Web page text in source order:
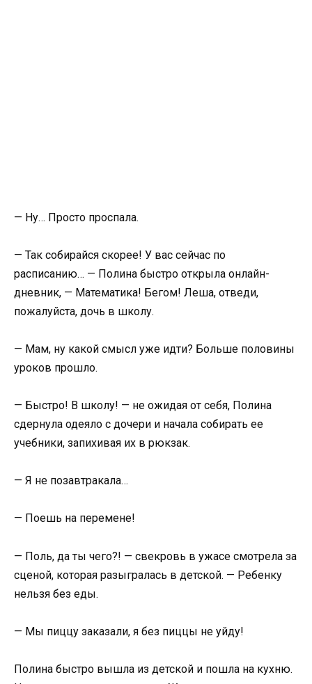
— Ну… Просто проспала.
— Так собирайся скорее! У вас сейчас по
расписанию… — Полина быстро открыла онлайн-
дневник, — Математика! Бегом! Леша, отведи,
пожалуйста, дочь в школу.
— Мам, ну какой смысл уже идти? Больше половины
уроков прошло.
— Быстро! В школу! — не ожидая от себя, Полина
сдернула одеяло с дочери и начала собирать ее
учебники, запихивая их в рюкзак.
— Я не позавтракала…
— Поешь на перемене!
— Поль, да ты чего?! — свекровь в ужасе смотрела за
сценой, которая разыгралась в детской. — Ребенку
нельзя без еды.
— Мы пиццу заказали, я без пиццы не уйду!
Полина быстро вышла из детской и пошла на кухню.